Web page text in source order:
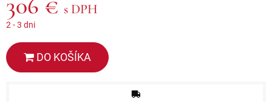
s DPH
2 - 3 dni
DO KOŠÍKA